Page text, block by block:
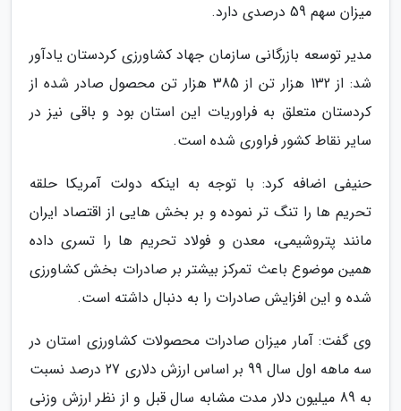
میزان سهم 59 درصدی دارد.
مدیر توسعه بازرگانی سازمان جهاد کشاورزی کردستان یادآور
شد: از 132 هزار تن از 385 هزار تن محصول صادر شده از
کردستان متعلق به فراوریات این استان بود و باقی نیز در
سایر نقاط کشور فراوری شده است.
حنیفی اضافه کرد: با توجه به اینکه دولت آمریکا حلقه
تحریم ها را تنگ تر نموده و بر بخش هایی از اقتصاد ایران
مانند پتروشیمی، معدن و فولاد تحریم ها را تسری داده
همین موضوع باعث تمرکز بیشتر بر صادرات بخش کشاورزی
شده و این افزایش صادرات را به دنبال داشته است.
وی گفت: آمار میزان صادرات محصولات کشاورزی استان در
سه ماهه اول سال 99 بر اساس ارزش دلاری 27 درصد نسبت
به 89 میلیون دلار مدت مشابه سال قبل و از نظر ارزش وزنی